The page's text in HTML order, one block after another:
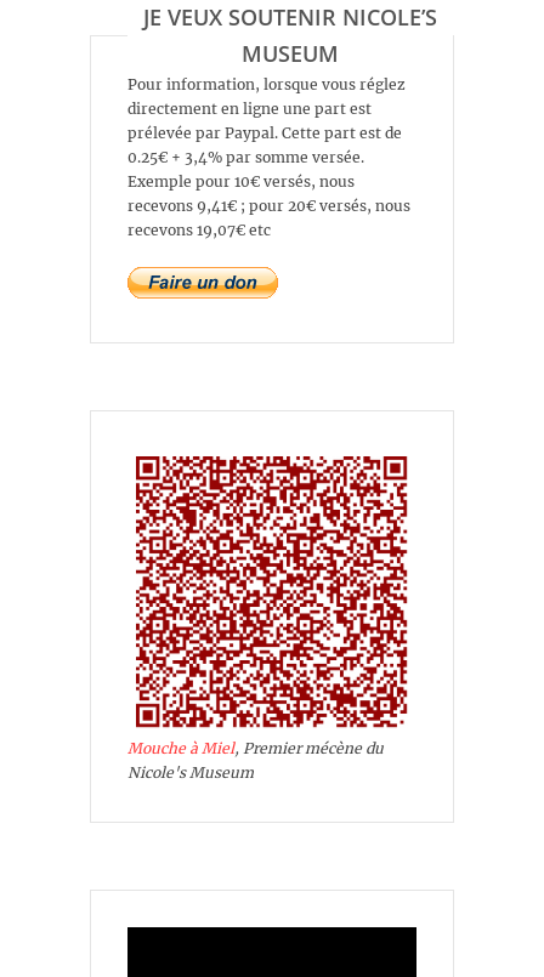
JE VEUX SOUTENIR NICOLE’S
MUSEUM
Pour information, lorsque vous réglez
directement en ligne une part est
prélevée par Paypal. Cette part est de
0.25€ + 3,4% par somme versée.
Exemple pour 10€ versés, nous
recevons 9,41€ ; pour 20€ versés, nous
recevons 19,07€ etc
Mouche à Miel, Premier mécène du
Nicole's Museum